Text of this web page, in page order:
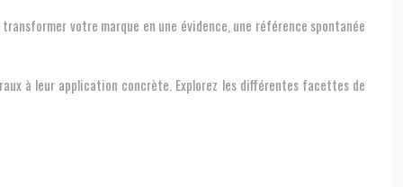
votre marque en une évidence, une référence spontanée
à leur application concrète. Explorez les différentes facettes de